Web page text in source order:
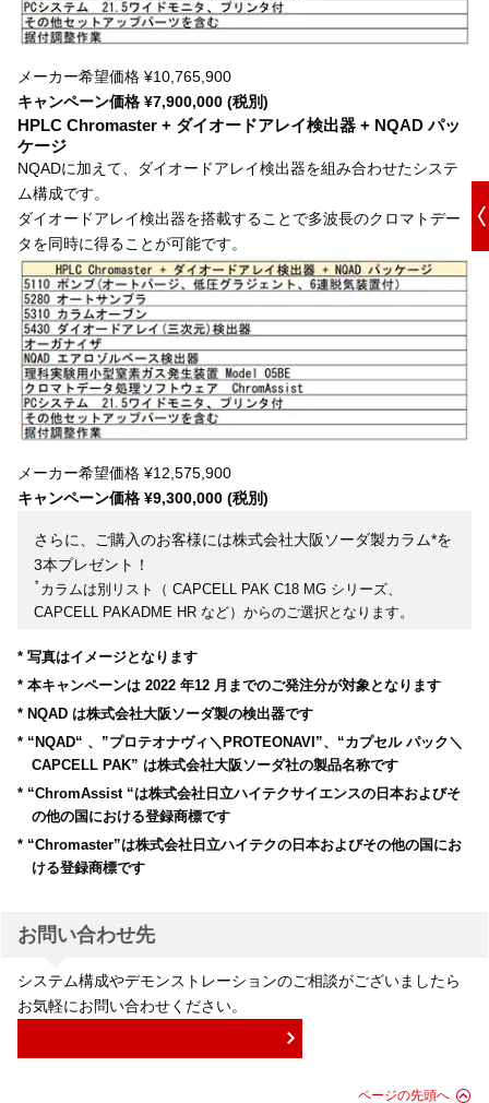
メーカー希望価格 ¥10,765,900
キャンペーン価格 ¥7,900,000 (税別)
HPLC Chromaster + ダイオードアレイ検出器 + NQAD パッ
ケージ
NQADに加えて、ダイオードアレイ検出器を組み合わせたシステ
ム構成です。
ダイオードアレイ検出器を搭載することで多波長のクロマトデー
タを同時に得ることが可能です。
メーカー希望価格 ¥12,575,900
キャンペーン価格 ¥9,300,000 (税別)
さらに、ご購入のお客様には株式会社大阪ソーダ製カラム*を
3本プレゼント！
* カラムは別リスト（ CAPCELL PAK C18 MG シリーズ、
CAPCELL PAKADME HR など）からのご選択となります。
* 写真はイメージとなります
* 本キャンペーンは 2022 年12 月までのご発注分が対象となります
* NQAD は株式会社大阪ソーダ製の検出器です
* “NQAD“ 、”プロテオナヴィ＼PROTEONAVI”、“カプセル パック＼
CAPCELL PAK” は株式会社大阪ソーダ社の製品名称です
* “ChromAssist “は株式会社日立ハイテクサイエンスの日本およびそ
の他の国における登録商標です
* “Chromaster”は株式会社日立ハイテクの日本およびその他の国にお
ける登録商標です
お問い合わせ先
システム構成やデモンストレーションのご相談がございましたら
お気軽にお問い合わせください。
ページの先頭へ